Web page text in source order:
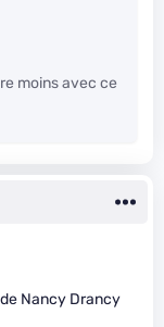
moins avec ce
Nancy Drancy